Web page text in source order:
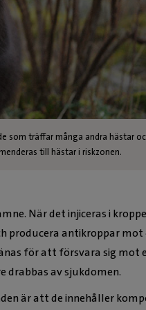
som träffar många andra hästar
till hästar i riskzonen.
När det injiceras i
producera antikroppar mot
för att försvara sig mot
drabbas av sjukdomen.
är att de innehåller